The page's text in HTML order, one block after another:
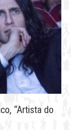
“Artista do